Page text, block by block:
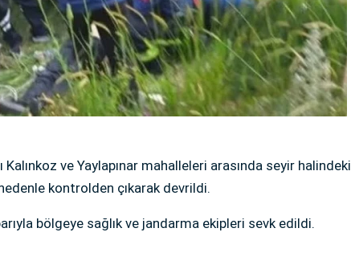
Kalınkoz ve Yaylapınar mahalleleri arasında seyir halindeki
kontrolden çıkarak devrildi.
bölgeye sağlık ve jandarma ekipleri sevk edildi.